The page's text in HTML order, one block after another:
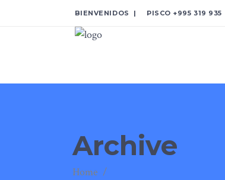
BIENVENIDOS | PISCO +995 319 935
Archive
Home /